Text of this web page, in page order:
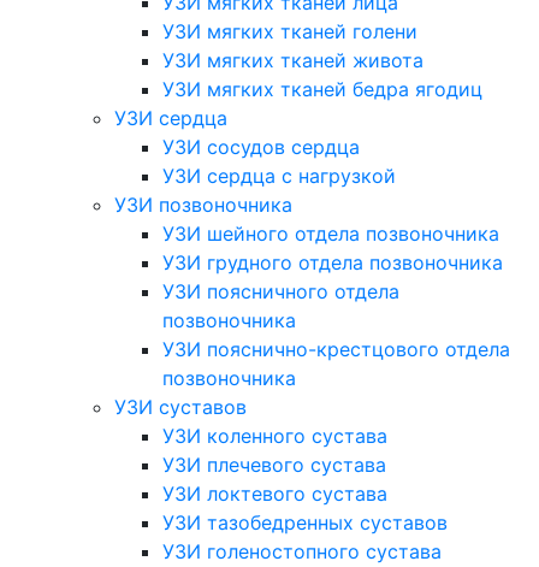
УЗИ мягких тканей голени
УЗИ мягких тканей живота
УЗИ мягких тканей бедра ягодиц
УЗИ сердца
УЗИ сосудов сердца
УЗИ сердца с нагрузкой
УЗИ позвоночника
УЗИ шейного отдела позвоночника
УЗИ грудного отдела позвоночника
УЗИ поясничного отдела
позвоночника
УЗИ пояснично-крестцового отдела
позвоночника
УЗИ суставов
УЗИ коленного сустава
УЗИ плечевого сустава
УЗИ локтевого сустава
УЗИ тазобедренных суставов
УЗИ голеностопного сустава